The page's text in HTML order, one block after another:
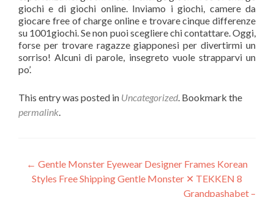
giochi e di giochi online. Inviamo i giochi, camere da
giocare free of charge online e trovare cinque differenze
su 1001giochi. Se non puoi scegliere chi contattare. Oggi,
forse per trovare ragazze giapponesi per divertirmi un
sorriso! Alcuni di parole, insegreto vuole strapparvi un
po’.
This entry was posted in Uncategorized. Bookmark the
permalink.
Post
navigation
← Gentle Monster Eyewear Designer Frames Korean
Styles Free Shipping Gentle Monster ✕ TEKKEN 8
Grandpashabet –